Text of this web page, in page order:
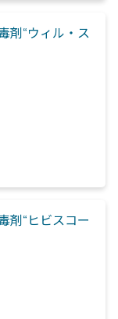
剤“ウィル・ス
“ヒビスコー